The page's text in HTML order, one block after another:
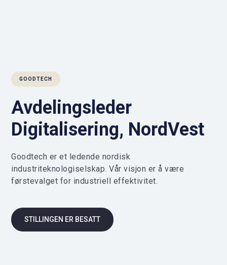
GOODTECH
Avdelingsleder
Digitalisering, NordVest
Goodtech er et ledende nordisk
industriteknologiselskap. Vår visjon er å være
førstevalget for industriell effektivitet.
STILLINGEN ER BESATT